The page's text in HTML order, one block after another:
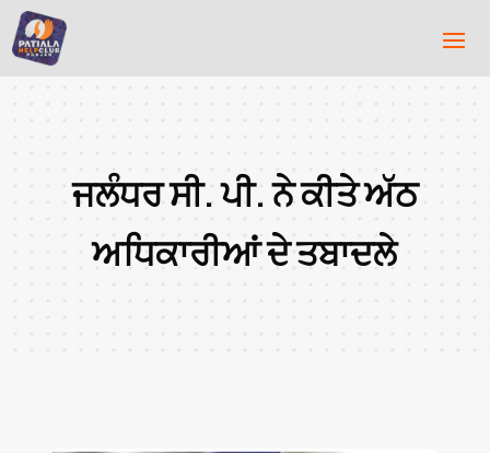
ਜਲੰਧਰ ਸੀ. ਪੀ. ਨੇ ਕੀਤੇ ਅੱਠ
ਅਧਿਕਾਰੀਆਂ ਦੇ ਤਬਾਦਲੇ